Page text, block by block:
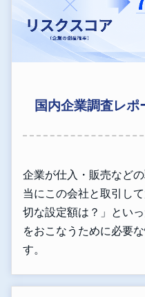
国内企業調査レポ
企業が仕入・販売など
当にこの会社と取引し
切な設定額は？」とい
をおこなうために必要
す。